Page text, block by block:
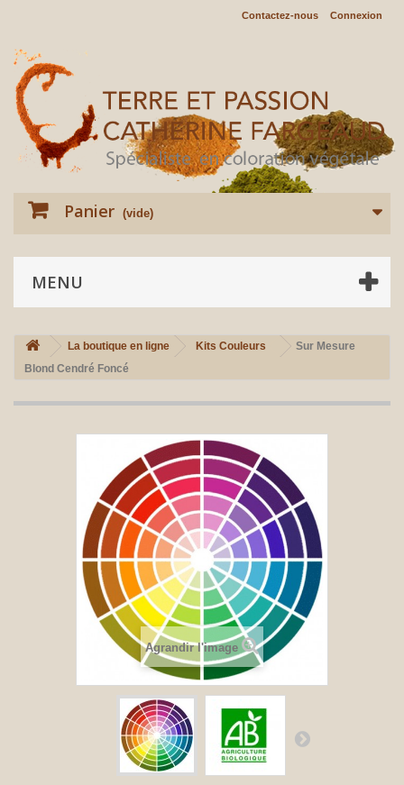
Connexion
Contactez-nous
Panier (vide)
MENU
La boutique en ligne Kits Couleurs
Sur Mesure
Blond Cendré Foncé
Agrandir l'image